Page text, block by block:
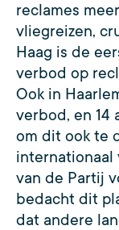
reclames
vliegreizen,
Haag is de
verbod op
Ook in
verbod, en 14
om dit ook te
internationaal
van de Partij
bedacht dit
dat andere